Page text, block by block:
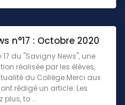
n°17 : Octobre 2020
du "Savigny News", une
réalisée par les élèves,
du Collège.Merci aux
rédigé un article. Les
plus, to ...